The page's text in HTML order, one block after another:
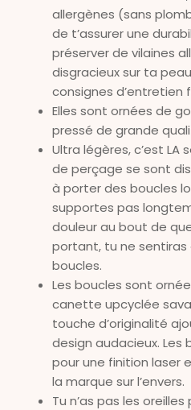
allergènes (sans
de t’assurer une
préserver de vilaines
disgracieux sur ta
consignes d’entretien
Elles sont ornées de
pressé de grande
Ultra légères, c’est
de perçage se sont
à porter des boucles
supportes pas
douleur au bout de
portant, tu ne
boucles.
Les boucles sont
canette upcyclée
touche d’originalité
design audacieux.
pour une finition laser
la marque sur l’envers.
Tu n’as pas les